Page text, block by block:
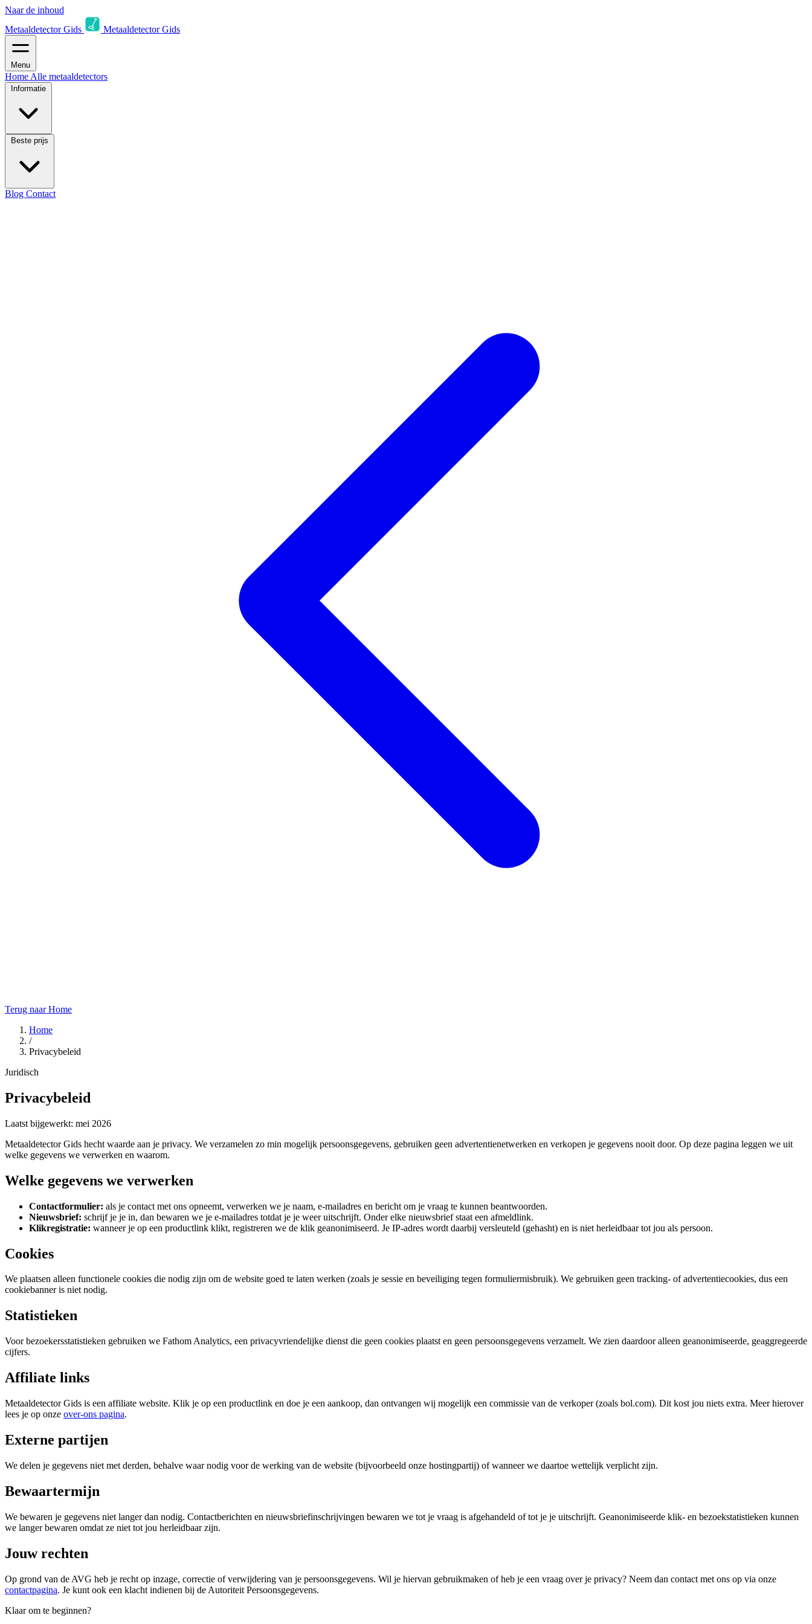
Naar de inhoud
Metaaldetector Gids
Metaaldetector Gids
Menu
Home Alle metaaldetectors
Informatie
Beste prijs
Blog Contact
Terug naar Home
Home
/
Privacybeleid
Juridisch
Privacybeleid
Laatst bijgewerkt: mei 2026
Metaaldetector Gids hecht waarde aan je privacy. We verzamelen zo min mogelijk persoonsgegevens, gebruiken geen advertentienetwerken en verkopen je gegevens nooit door. Op deze pagina leggen we uit
welke gegevens we verwerken en waarom.
Welke gegevens we verwerken
Contactformulier: als je contact met ons opneemt, verwerken we je naam, e-mailadres en bericht om je vraag te kunnen beantwoorden.
Nieuwsbrief: schrijf je je in, dan bewaren we je e-mailadres totdat je je weer uitschrijft. Onder elke nieuwsbrief staat een afmeldlink.
Klikregistratie: wanneer je op een productlink klikt, registreren we de klik geanonimiseerd. Je IP-adres wordt daarbij versleuteld (gehasht) en is niet herleidbaar tot jou als persoon.
Cookies
We plaatsen alleen functionele cookies die nodig zijn om de website goed te laten werken (zoals je sessie en beveiliging tegen formuliermisbruik). We gebruiken geen tracking- of advertentiecookies, dus een
cookiebanner is niet nodig.
Statistieken
Voor bezoekersstatistieken gebruiken we Fathom Analytics, een privacyvriendelijke dienst die geen cookies plaatst en geen persoonsgegevens verzamelt. We zien daardoor alleen geanonimiseerde, geaggregeerde
cijfers.
Affiliate links
Metaaldetector Gids is een affiliate website. Klik je op een productlink en doe je een aankoop, dan ontvangen wij mogelijk een commissie van de verkoper (zoals bol.com). Dit kost jou niets extra. Meer hierover
lees je op onze over-ons pagina.
Externe partijen
We delen je gegevens niet met derden, behalve waar nodig voor de werking van de website (bijvoorbeeld onze hostingpartij) of wanneer we daartoe wettelijk verplicht zijn.
Bewaartermijn
We bewaren je gegevens niet langer dan nodig. Contactberichten en nieuwsbriefinschrijvingen bewaren we tot je vraag is afgehandeld of tot je je uitschrijft. Geanonimiseerde klik- en bezoekstatistieken kunnen
we langer bewaren omdat ze niet tot jou herleidbaar zijn.
Jouw rechten
Op grond van de AVG heb je recht op inzage, correctie of verwijdering van je persoonsgegevens. Wil je hiervan gebruikmaken of heb je een vraag over je privacy? Neem dan contact met ons op via onze
contactpagina. Je kunt ook een klacht indienen bij de Autoriteit Persoonsgegevens.
Klaar om te beginnen?